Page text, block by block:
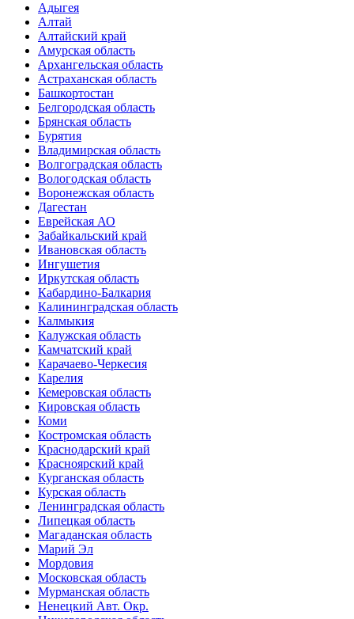
Адыгея
Алтай
Алтайский край
Амурская область
Архангельская область
Астраханская область
Башкортостан
Белгородская область
Брянская область
Бурятия
Владимирская область
Волгоградская область
Вологодская область
Воронежская область
Дагестан
Еврейская АО
Забайкальский край
Ивановская область
Ингушетия
Иркутская область
Кабардино-Балкария
Калининградская область
Калмыкия
Калужская область
Камчатский край
Карачаево-Черкесия
Карелия
Кемеровская область
Кировская область
Коми
Костромская область
Краснодарский край
Красноярский край
Курганская область
Курская область
Ленинградская область
Липецкая область
Магаданская область
Марий Эл
Мордовия
Московская область
Мурманская область
Ненецкий Авт. Окр.